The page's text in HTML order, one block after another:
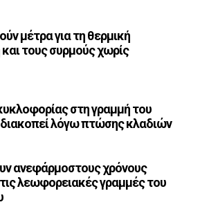
μέτρα για τη θερμική
τους συρμούς χωρίς
στη γραμμή του
λόγω πτώσης κλαδιών
ανεφάρμοστους χρόνους
λεωφορειακές γραμμές του